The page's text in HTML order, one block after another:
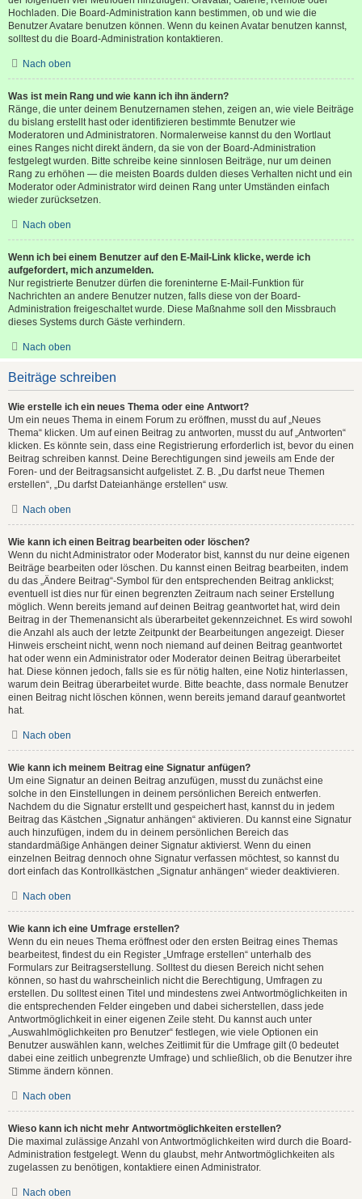
Hochladen. Die Board-Administration kann bestimmen, ob und wie die
Benutzer Avatare benutzen können. Wenn du keinen Avatar benutzen kannst,
solltest du die Board-Administration kontaktieren.
Nach oben
Was ist mein Rang und wie kann ich ihn ändern?
Ränge, die unter deinem Benutzernamen stehen, zeigen an, wie viele Beiträge
du bislang erstellt hast oder identifizieren bestimmte Benutzer wie
Moderatoren und Administratoren. Normalerweise kannst du den Wortlaut
eines Ranges nicht direkt ändern, da sie von der Board-Administration
festgelegt wurden. Bitte schreibe keine sinnlosen Beiträge, nur um deinen
Rang zu erhöhen — die meisten Boards dulden dieses Verhalten nicht und ein
Moderator oder Administrator wird deinen Rang unter Umständen einfach
wieder zurücksetzen.
Nach oben
Wenn ich bei einem Benutzer auf den E-Mail-Link klicke, werde ich
aufgefordert, mich anzumelden.
Nur registrierte Benutzer dürfen die foreninterne E-Mail-Funktion für
Nachrichten an andere Benutzer nutzen, falls diese von der Board-
Administration freigeschaltet wurde. Diese Maßnahme soll den Missbrauch
dieses Systems durch Gäste verhindern.
Nach oben
Beiträge schreiben
Wie erstelle ich ein neues Thema oder eine Antwort?
Um ein neues Thema in einem Forum zu eröffnen, musst du auf „Neues
Thema“ klicken. Um auf einen Beitrag zu antworten, musst du auf „Antworten“
klicken. Es könnte sein, dass eine Registrierung erforderlich ist, bevor du einen
Beitrag schreiben kannst. Deine Berechtigungen sind jeweils am Ende der
Foren- und der Beitragsansicht aufgelistet. Z. B. „Du darfst neue Themen
erstellen“, „Du darfst Dateianhänge erstellen“ usw.
Nach oben
Wie kann ich einen Beitrag bearbeiten oder löschen?
Wenn du nicht Administrator oder Moderator bist, kannst du nur deine eigenen
Beiträge bearbeiten oder löschen. Du kannst einen Beitrag bearbeiten, indem
du das „Ändere Beitrag“-Symbol für den entsprechenden Beitrag anklickst;
eventuell ist dies nur für einen begrenzten Zeitraum nach seiner Erstellung
möglich. Wenn bereits jemand auf deinen Beitrag geantwortet hat, wird dein
Beitrag in der Themenansicht als überarbeitet gekennzeichnet. Es wird sowohl
die Anzahl als auch der letzte Zeitpunkt der Bearbeitungen angezeigt. Dieser
Hinweis erscheint nicht, wenn noch niemand auf deinen Beitrag geantwortet
hat oder wenn ein Administrator oder Moderator deinen Beitrag überarbeitet
hat. Diese können jedoch, falls sie es für nötig halten, eine Notiz hinterlassen,
warum dein Beitrag überarbeitet wurde. Bitte beachte, dass normale Benutzer
einen Beitrag nicht löschen können, wenn bereits jemand darauf geantwortet
hat.
Nach oben
Wie kann ich meinem Beitrag eine Signatur anfügen?
Um eine Signatur an deinen Beitrag anzufügen, musst du zunächst eine
solche in den Einstellungen in deinem persönlichen Bereich entwerfen.
Nachdem du die Signatur erstellt und gespeichert hast, kannst du in jedem
Beitrag das Kästchen „Signatur anhängen“ aktivieren. Du kannst eine Signatur
auch hinzufügen, indem du in deinem persönlichen Bereich das
standardmäßige Anhängen deiner Signatur aktivierst. Wenn du einen
einzelnen Beitrag dennoch ohne Signatur verfassen möchtest, so kannst du
dort einfach das Kontrollkästchen „Signatur anhängen“ wieder deaktivieren.
Nach oben
Wie kann ich eine Umfrage erstellen?
Wenn du ein neues Thema eröffnest oder den ersten Beitrag eines Themas
bearbeitest, findest du ein Register „Umfrage erstellen“ unterhalb des
Formulars zur Beitragserstellung. Solltest du diesen Bereich nicht sehen
können, so hast du wahrscheinlich nicht die Berechtigung, Umfragen zu
erstellen. Du solltest einen Titel und mindestens zwei Antwortmöglichkeiten in
die entsprechenden Felder eingeben und dabei sicherstellen, dass jede
Antwortmöglichkeit in einer eigenen Zeile steht. Du kannst auch unter
„Auswahlmöglichkeiten pro Benutzer“ festlegen, wie viele Optionen ein
Benutzer auswählen kann, welches Zeitlimit für die Umfrage gilt (0 bedeutet
dabei eine zeitlich unbegrenzte Umfrage) und schließlich, ob die Benutzer ihre
Stimme ändern können.
Nach oben
Wieso kann ich nicht mehr Antwortmöglichkeiten erstellen?
Die maximal zulässige Anzahl von Antwortmöglichkeiten wird durch die Board-
Administration festgelegt. Wenn du glaubst, mehr Antwortmöglichkeiten als
zugelassen zu benötigen, kontaktiere einen Administrator.
Nach oben